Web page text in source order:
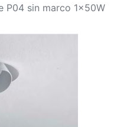
P04 sin marco 1x50W